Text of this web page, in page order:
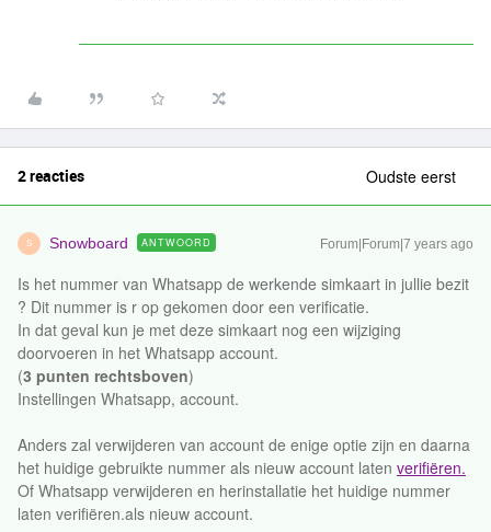
2 reacties Oudste eerst
S Snowboard ANTWOORD Forum|Forum|7 years ago
Is het nummer van Whatsapp de werkende simkaart in jullie bezit
? Dit nummer is r op gekomen door een verificatie.
In dat geval kun je met deze simkaart nog een wijziging
doorvoeren in het Whatsapp account.
(3 punten rechtsboven)
Instellingen Whatsapp, account.
Anders zal verwijderen van account de enige optie zijn en daarna
het huidige gebruikte nummer als nieuw account laten verifiëren.
Of Whatsapp verwijderen en herinstallatie het huidige nummer
laten verifiëren.als nieuw account.